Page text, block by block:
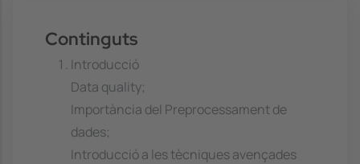
Continguts
Introducció
Data quality;
Importància del Preprocessament de
dades;
Introducció a les tècniques avençades